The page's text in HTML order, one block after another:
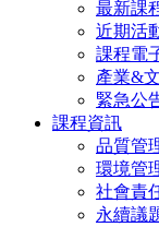
最新課
近期活
課程電
產業&
緊急公
課程資訊
品質管
環境管
社會責
永續議